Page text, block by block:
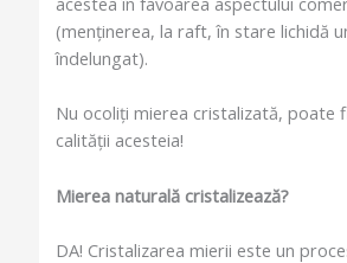
(menținerea, la raft, în stare lichidă
îndelungat).
Nu ocoliți mierea cristalizată, poate
calității acesteia!
Mierea naturală cristalizează?
DA! Cristalizarea mierii este un